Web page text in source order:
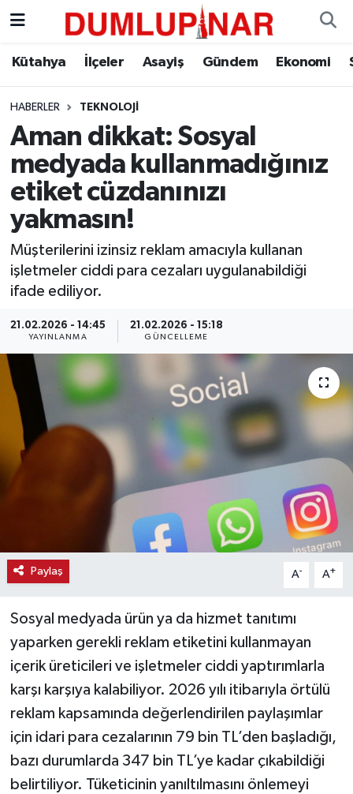
Kütahya İlçeler Asayiş Gündem Ekonomi
HABERLER TEKNOLOJI
Aman dikkat: Sosyal
medyada kullanmadığınız
etiket cüzdanınızı
yakmasın!
Müşterilerini izinsiz reklam amacıyla kullanan
işletmeler ciddi para cezaları uygulanabildiği
ifade ediliyor.
21.02.2026 - 14:45
YAYINLANMA
21.02.2026 - 15:18
GÜNCELLEME
Paylaş A- A+
Sosyal medyada ürün ya da hizmet tanıtımı
yaparken gerekli reklam etiketini kullanmayan
içerik üreticileri ve işletmeler ciddi yaptırımlarla
karşı karşıya kalabiliyor. 2026 yılı itibarıyla örtülü
reklam kapsamında değerlendirilen paylaşımlar
için idari para cezalarının 79 bin TL’den başladığı,
bazı durumlarda 347 bin TL’ye kadar çıkabildiği
belirtiliyor. Tüketicinin yanıltılmasını önlemeyi
Asayiş
Diğer
Dünya
Eğitim
Ekonomi
Emlak
Gündem
Haber
Haber İlanlar
Kültür-Sanat
Resmi İlanlar
Sağlık
Seri İlan
Siyaset
Teknoloji
Vasıta
Kütahya Hava Durumu
Kütahya Trafik Yoğunluk Haritası
Süper Lig Puan Durumu ve Fikstür
Tüm Manşetler
Son Dakika Haberleri